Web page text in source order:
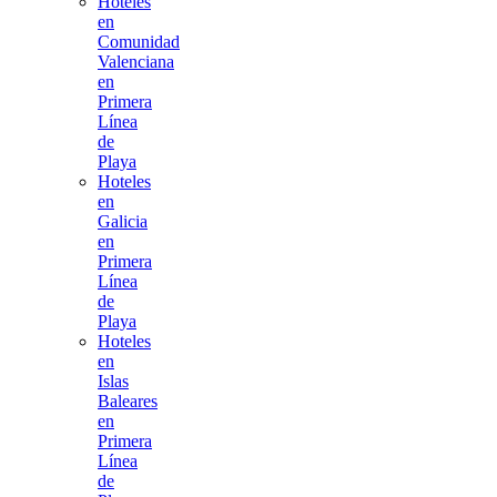
en
Comunidad
Valenciana
en
Primera
Línea
de
Playa
Hoteles
en
Galicia
en
Primera
Línea
de
Playa
Hoteles
en
Islas
Baleares
en
Primera
Línea
de